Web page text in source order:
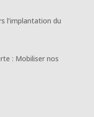
l’implantation du
: Mobiliser nos